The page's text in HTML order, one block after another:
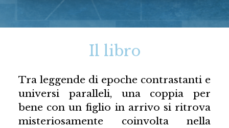
Il libro
Tra leggende di epoche contrastanti e
universi paralleli, una coppia per
bene con un figlio in arrivo si ritrova
misteriosamente coinvolta nella